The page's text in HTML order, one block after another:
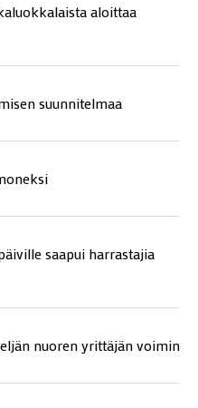
aloittaa
suunnitelmaa
saapui harrastajia
nuoren yrittäjän voimin